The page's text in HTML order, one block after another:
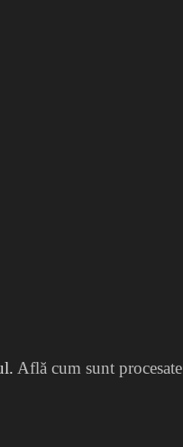
Află cum sunt procesate